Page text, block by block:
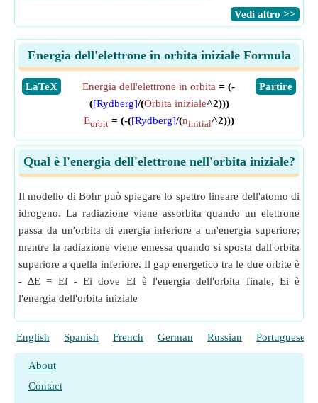
​Vedi altro >>
Energia dell'elettrone in orbita iniziale Formula
​LaTeX ​Partire
Energia dell'elettrone in orbita = (-
([Rydberg]/(Orbita iniziale^2)))
Eorbit = (-([Rydberg]/(ninitial^2)))
Qual è l'energia dell'elettrone nell'orbita iniziale?
Il modello di Bohr può spiegare lo spettro lineare dell'atomo di
idrogeno. La radiazione viene assorbita quando un elettrone
passa da un'orbita di energia inferiore a un'energia superiore;
mentre la radiazione viene emessa quando si sposta dall'orbita
superiore a quella inferiore. Il gap energetico tra le due orbite è
- ∆E = Ef - Ei dove Ef è l'energia dell'orbita finale, Ei è
l'energia dell'orbita iniziale
English Spanish French German Russian Portuguese
About
Contact